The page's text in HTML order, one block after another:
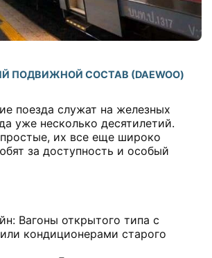
ПОДВИЖНОЙ СОСТАВ (DAEWOO)
поезда служат на железных
уже несколько десятилетий.
их все еще широко
за доступность и особый
Вагоны открытого типа с
кондиционерами старого